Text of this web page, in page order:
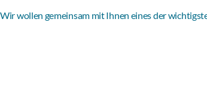
Wir wollen gemeinsam mit Ihnen eines der